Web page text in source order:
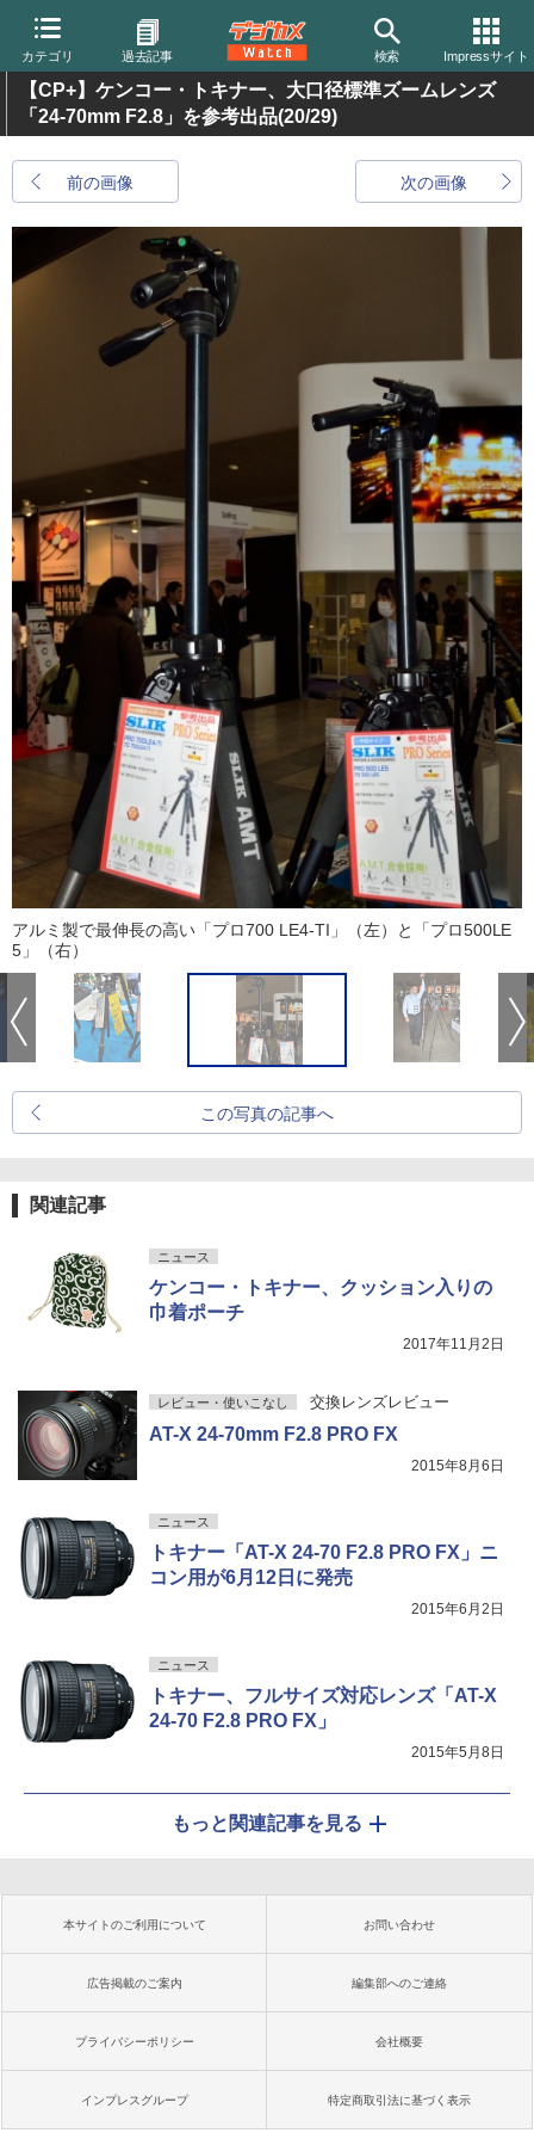
カテゴリ 過去記事 検索 Impressサイト
【CP+】ケンコー・トキナー、大口径標準ズームレンズ
「24-70mm F2.8」を参考出品(20/29)
前の画像 次の画像
アルミ製で最伸長の高い「プロ700 LE4-TI」（左）と「プロ500LE
5」（右）
この写真の記事へ
関連記事
ニュース
ケンコー・トキナー、クッション入りの
巾着ポーチ
2017年11月2日
レビュー・使いこなし 交換レンズレビュー
AT-X 24-70mm F2.8 PRO FX
2015年8月6日
ニュース
トキナー「AT-X 24-70 F2.8 PRO FX」ニ
コン用が6月12日に発売
2015年6月2日
ニュース
トキナー、フルサイズ対応レンズ「AT-X
24-70 F2.8 PRO FX」
2015年5月8日
もっと関連記事を見る
本サイトのご利用について お問い合わせ
広告掲載のご案内 編集部へのご連絡
プライバシーポリシー 会社概要
インプレスグループ 特定商取引法に基づく表示